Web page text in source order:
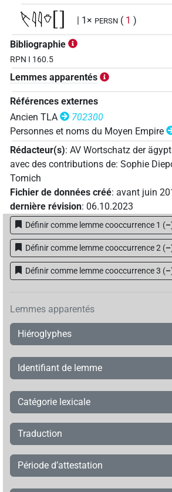
𓌸𓇋𓇋𓄣[] | 1× PERSN ( 1 )
Bibliographie
RPN I 160.5
Lemmes apparentés
Références externes
Ancien TLA
702300
Personnes et noms du Moyen Empire
Rédacteur(s): AV Wortschatz der
avec des contributions de: Sophie
Tomich
Fichier de données créé: avant juin
dernière révision: 06.10.2023
Définir comme lemme cooccurrence 1 (–
Définir comme lemme cooccurrence 2 (–
Définir comme lemme cooccurrence 3 (–
Lemmes apparentés
Hiéroglyphes
Identifiant de lemme
Catégorie lexicale
Traduction
Période d’attestation